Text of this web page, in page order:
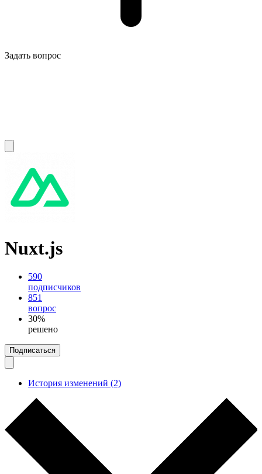
Задать вопрос
Nuxt.js
590
подписчиков
851
вопрос
30%
решено
Подписаться
История изменений (2)